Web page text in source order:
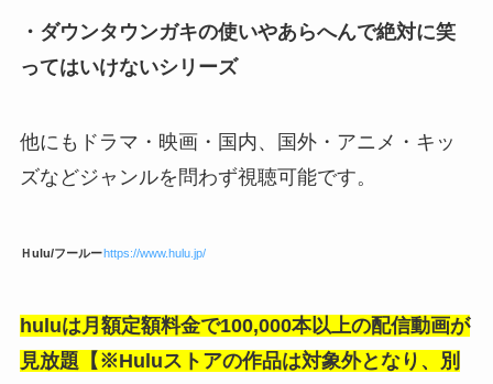
・ダウンタウンガキの使いやあらへんで絶対に笑
ってはいけないシリーズ
他にもドラマ・映画・国内、国外・アニメ・キッ
ズなどジャンルを問わず視聴可能です。
Ｈulu/フールーhttps://www.hulu.jp/
huluは月額定額料金で100,000本以上の配信動画が
見放題【※Huluストアの作品は対象外となり、別